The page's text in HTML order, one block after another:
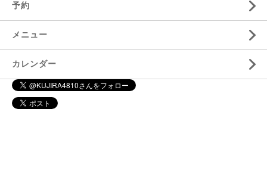
予約
メニュー
カレンダー